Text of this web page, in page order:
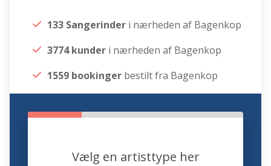
133 Sangerinder i nærheden af Bagenkop
3774 kunder i nærheden af Bagenkop
1559 bookinger bestilt fra Bagenkop
Vælg en artisttype her